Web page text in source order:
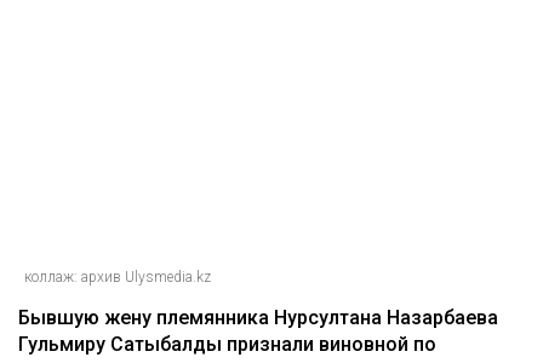
коллаж: архив Ulysmedia.kz
Бывшую жену племянника Нурсултана Назарбаева
Гульмиру Сатыбалды признали виновной по